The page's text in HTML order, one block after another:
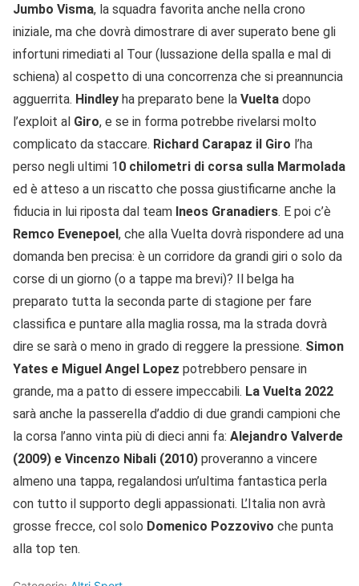
Jumbo Visma, la squadra favorita anche nella crono
iniziale, ma che dovrà dimostrare di aver superato bene gli
infortuni rimediati al Tour (lussazione della spalla e mal di
schiena) al cospetto di una concorrenza che si preannuncia
agguerrita. Hindley ha preparato bene la Vuelta dopo
l’exploit al Giro, e se in forma potrebbe rivelarsi molto
complicato da staccare. Richard Carapaz il Giro l’ha
perso negli ultimi 10 chilometri di corsa sulla Marmolada
ed è atteso a un riscatto che possa giustificarne anche la
fiducia in lui riposta dal team Ineos Granadiers. E poi c’è
Remco Evenepoel, che alla Vuelta dovrà rispondere ad una
domanda ben precisa: è un corridore da grandi giri o solo da
corse di un giorno (o a tappe ma brevi)? Il belga ha
preparato tutta la seconda parte di stagione per fare
classifica e puntare alla maglia rossa, ma la strada dovrà
dire se sarà o meno in grado di reggere la pressione. Simon
Yates e Miguel Angel Lopez potrebbero pensare in
grande, ma a patto di essere impeccabili. La Vuelta 2022
sarà anche la passerella d’addio di due grandi campioni che
la corsa l’anno vinta più di dieci anni fa: Alejandro Valverde
(2009) e Vincenzo Nibali (2010) proveranno a vincere
almeno una tappa, regalandosi un’ultima fantastica perla
con tutto il supporto degli appassionati. L’Italia non avrà
grosse frecce, col solo Domenico Pozzovivo che punta
alla top ten.